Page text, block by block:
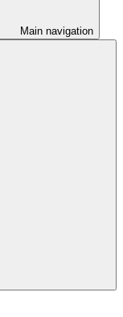
Main navigation